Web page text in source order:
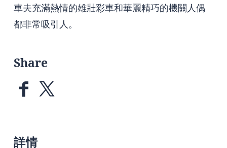
車夫充滿熱情的雄壯彩車和華麗精巧的機關人偶
都非常吸引人。
Share
詳情